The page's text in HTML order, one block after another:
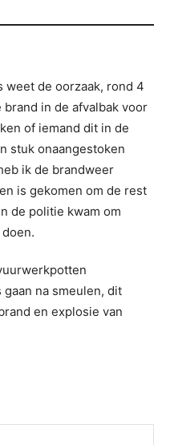
weet de oorzaak, rond 4
in de afvalbak voor
of iemand dit in de
stuk onaangestoken
ik de brandweer
is gekomen om de rest
de politie kwam om
na smeulen, dit
en explosie van